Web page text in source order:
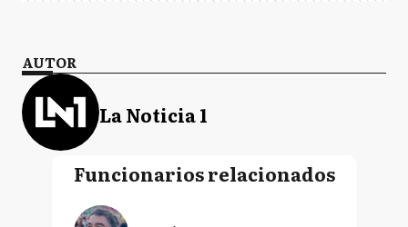
AUTOR
La Noticia 1
Funcionarios relacionados